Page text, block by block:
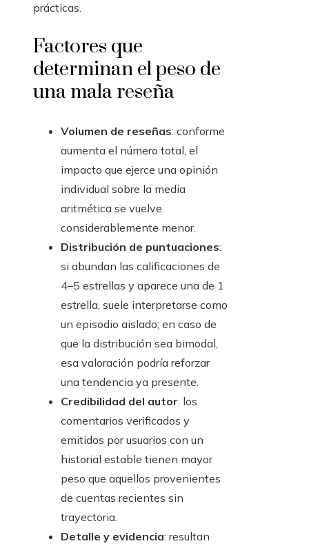
prácticas.
Factores que
determinan el peso de
una mala reseña
Volumen de reseñas: conforme
aumenta el número total, el
impacto que ejerce una opinión
individual sobre la media
aritmética se vuelve
considerablemente menor.
Distribución de puntuaciones:
si abundan las calificaciones de
4–5 estrellas y aparece una de 1
estrella, suele interpretarse como
un episodio aislado; en caso de
que la distribución sea bimodal,
esa valoración podría reforzar
una tendencia ya presente.
Credibilidad del autor: los
comentarios verificados y
emitidos por usuarios con un
historial estable tienen mayor
peso que aquellos provenientes
de cuentas recientes sin
trayectoria.
Detalle y evidencia: resultan